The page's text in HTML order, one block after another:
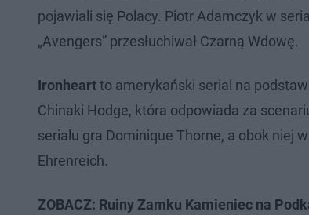
pojawiali się Polacy. Piotr Adamczyk w
„Avengers” przesłuchiwał Czarną Wdowę.
Ironheartto amerykański serial na
Chinaki Hodge, która odpowiada za
serialu gra Dominique Thorne, a obok niej
Ehrenreich.
ZOBACZ: Ruiny Zamku Kamieniec na